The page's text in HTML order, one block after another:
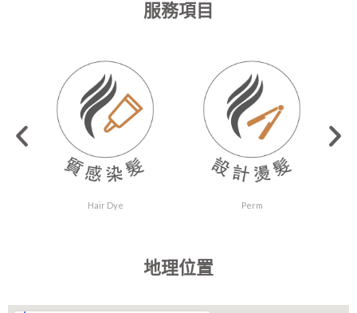
服務項目
Hair Dye Perm
地理位置